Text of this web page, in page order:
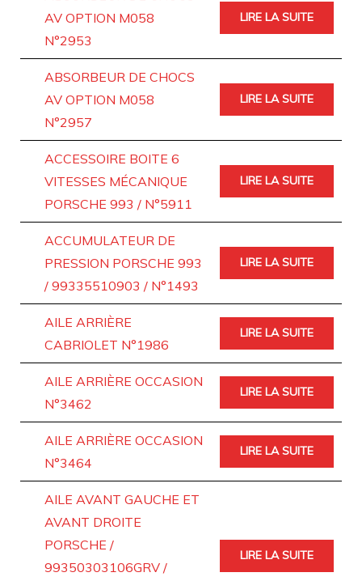
AV OPTION M058
N°2953
LIRE LA SUITE
ABSORBEUR DE CHOCS
AV OPTION M058
N°2957
LIRE LA SUITE
ACCESSOIRE BOITE 6
VITESSES MÉCANIQUE
PORSCHE 993 / N°5911
LIRE LA SUITE
ACCUMULATEUR DE
PRESSION PORSCHE 993
/ 99335510903 / N°1493
LIRE LA SUITE
AILE ARRIÈRE
CABRIOLET N°1986
LIRE LA SUITE
AILE ARRIÈRE OCCASION
N°3462
LIRE LA SUITE
AILE ARRIÈRE OCCASION
N°3464
LIRE LA SUITE
AILE AVANT GAUCHE ET
AVANT DROITE
PORSCHE /
99350303106GRV /
LIRE LA SUITE